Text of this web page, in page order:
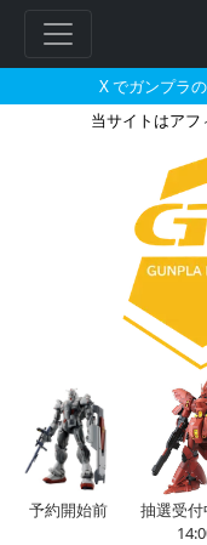
X でガンプラ
当サイトはアフ
30MM 1/
予約開始前
抽選受